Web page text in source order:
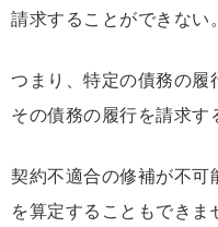
請求することができない
つまり、特定の債務の履
その債務の履行を請求す
契約不適合の修補が不可
を算定することもできま